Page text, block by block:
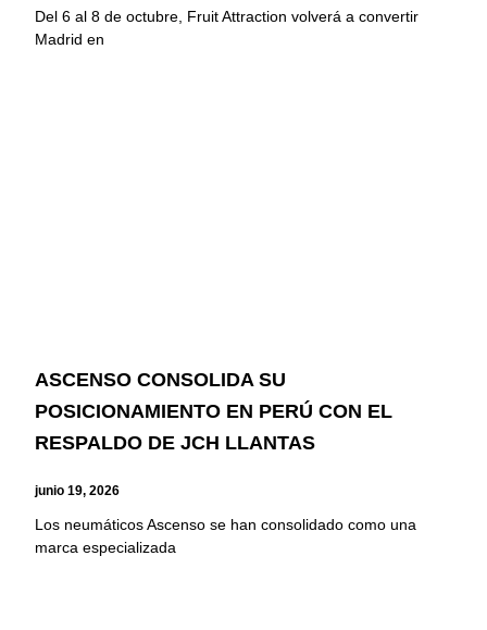
Del 6 al 8 de octubre, Fruit Attraction volverá a convertir
Madrid en
ASCENSO CONSOLIDA SU
POSICIONAMIENTO EN PERÚ CON EL
RESPALDO DE JCH LLANTAS
junio 19, 2026
Los neumáticos Ascenso se han consolidado como una
marca especializada